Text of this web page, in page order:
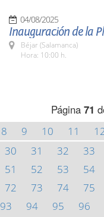
04/08/2025
Inauguración de la
Béjar (Salamanca)
Hora: 10:00 h.
Página 71
8 9 10 11
30 31 32 33
51 52 53 54
72 73 74 75
93 94 95 96